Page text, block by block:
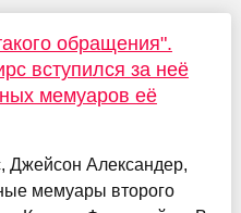
обращения".
вступился за неё
мемуаров её
Александер,
мемуары второго